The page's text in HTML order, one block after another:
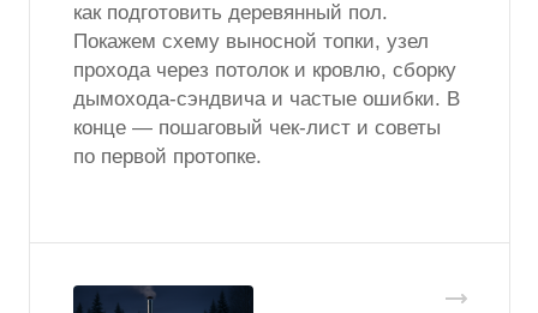
как подготовить деревянный пол.
Покажем схему выносной топки, узел
прохода через потолок и кровлю, сборку
дымохода-сэндвича и частые ошибки. В
конце — пошаговый чек-лист и советы
по первой протопке.